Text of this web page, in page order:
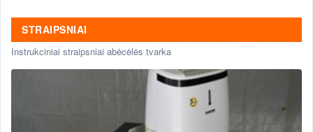
STRAIPSNIAI
Instrukciniai straipsniai abėcėlės tvarka